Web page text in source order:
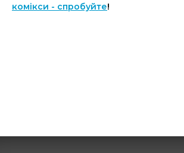
комікси - спробуйте!